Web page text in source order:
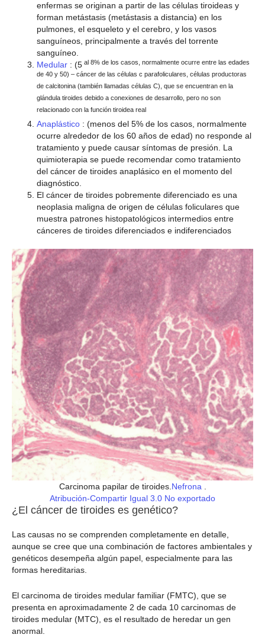
enfermas se originan a partir de las células tiroideas y
forman metástasis (metástasis a distancia) en los
pulmones, el esqueleto y el cerebro, y los vasos
sanguíneos, principalmente a través del torrente
sanguíneo.
Medular : (5 al 8% de los casos, normalmente ocurre entre las edades
de 40 y 50) – cáncer de las células c parafoliculares, células productoras
de calcitonina (también llamadas células C), que se encuentran en la
glándula tiroides debido a conexiones de desarrollo, pero no son
relacionado con la función tiroidea real
Anaplástico : (menos del 5% de los casos, normalmente
ocurre alrededor de los 60 años de edad) no responde al
tratamiento y puede causar síntomas de presión. La
quimioterapia se puede recomendar como tratamiento
del cáncer de tiroides anaplásico en el momento del
diagnóstico.
El cáncer de tiroides pobremente diferenciado es una
neoplasia maligna de origen de células foliculares que
muestra patrones histopatológicos intermedios entre
cánceres de tiroides diferenciados e indiferenciados
Carcinoma papilar de tiroides. Nefrona
Atribución-Compartir Igual 3.0 No exportado
¿El cáncer de tiroides es genético?
Las causas no se comprenden completamente en detalle,
aunque se cree que una combinación de factores ambientales y
genéticos desempeña algún papel, especialmente para las
formas hereditarias.
El carcinoma de tiroides medular familiar (FMTC), que se
presenta en aproximadamente 2 de cada 10 carcinomas de
tiroides medular (MTC), es el resultado de heredar un gen
anormal.